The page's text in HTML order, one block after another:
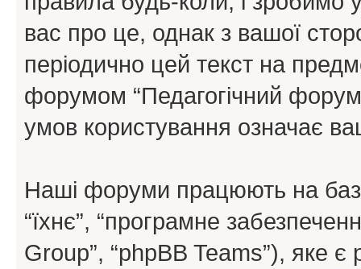
вас про це, однак з вашої
періодично цей текст на
форумом “Педагогічний
умов користування означає
Наші форуми працюють на
“їхнє”, “програмне
Group”, “phpBB Teams”), яке